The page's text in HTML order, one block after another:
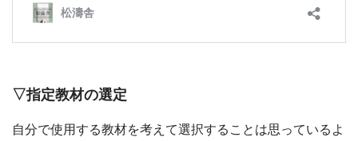
▽指定教材の選定
自分で使用する教材を考えて選択することは思っているよ